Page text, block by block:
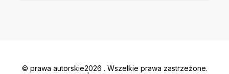
© prawa autorskie2026 . Wszelkie prawa zastrzeżone.